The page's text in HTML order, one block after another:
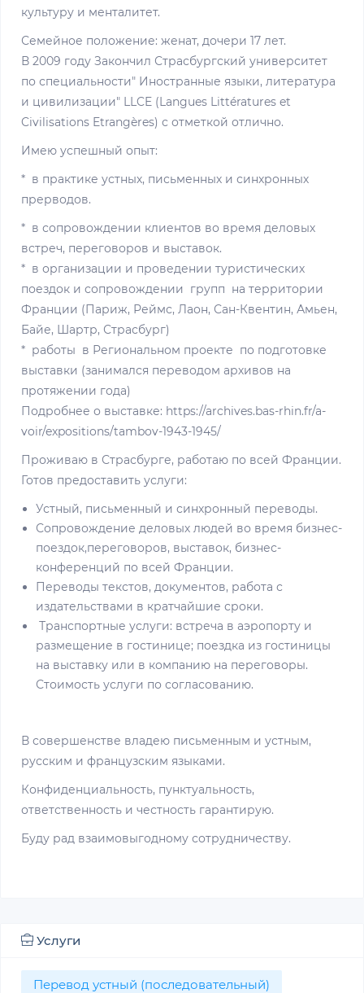
культуру и менталитет.
Семейное положение: женат, дочери 17 лет.
В 2009 году Закончил Страсбургский университет
по специальности" Иностранные языки, литература
и цивилизации" LLCE (Langues Littératures et
Civilisations Etrangères) с отметкой отлично.
Имею успешный опыт:
* в практике устных, письменных и синхронных
прерводов.
* в сопровождении клиентов во время деловых
встреч, переговоров и выставок.
* в организации и проведении туристических
поездок и сопровождении групп на территории
Франции (Париж, Реймс, Лаон, Сан-Квентин, Амьен,
Байе, Шартр, Страсбург)
* работы в Региональном проекте по подготовке
выставки (занимался переводом архивов на
протяжении года)
Подробнее о выставке: https://archives.bas-rhin.fr/a-
voir/expositions/tambov-1943-1945/
Проживаю в Страсбурге, работаю по всей Франции.
Готов предоставить услуги:
Устный, письменный и синхронный переводы.
Сопровождение деловых людей во время бизнес-
поездок,переговоров, выставок, бизнес-
конференций по всей Франции.
Переводы текстов, документов, работа с
издательствами в кратчайшие сроки.
Транспортные услуги: встреча в аэропорту и
размещение в гостинице; поездка из гостиницы
на выставку или в компанию на переговоры.
Стоимость услуги по согласованию.
В совершенстве владею письменным и устным,
русским и французским языками.
Конфиденциальность, пунктуальность,
ответственность и честность гарантирую.
Буду рад взаимовыгодному сотрудничеству.
Услуги
Перевод устный (последовательный)